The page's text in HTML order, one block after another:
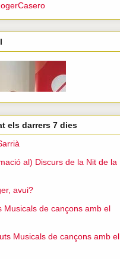
els darrers 7 dies
al) Discurs de la Nit de la
avui?
Musicals de cançons amb el
Musicals de cançons amb el